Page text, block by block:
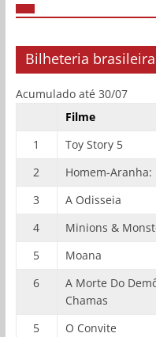
Bilheteria brasileira
Acumulado até 30/07
Filme
1
Toy Story 5
2
Homem-Aranha:
3
A Odisseia
4
Minions &
5
Moana
6
A Morte Do
Chamas
5 O Convite